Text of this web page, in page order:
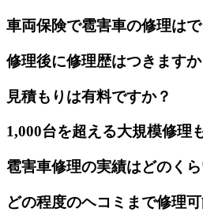
車両保険で雹害車の修理は
修理後に修理歴はつきますか
見積もりは有料ですか？
1,000台を超える大規模修理
雹害車修理の実績はどのく
どの程度のヘコミまで修理